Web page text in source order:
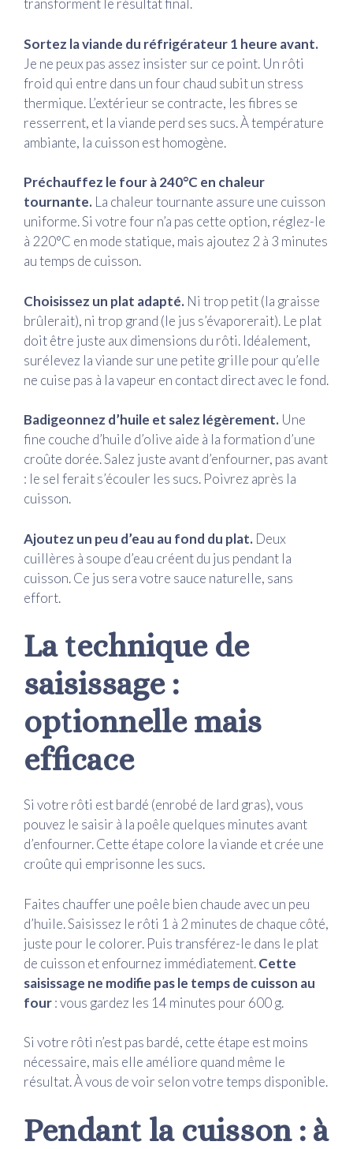
transforment le résultat final.
Sortez la viande du réfrigérateur 1 heure avant.
Je ne peux pas assez insister sur ce point. Un rôti
froid qui entre dans un four chaud subit un stress
thermique. L’extérieur se contracte, les fibres se
resserrent, et la viande perd ses sucs. À température
ambiante, la cuisson est homogène.
Préchauffez le four à 240°C en chaleur
tournante. La chaleur tournante assure une cuisson
uniforme. Si votre four n’a pas cette option, réglez-le
à 220°C en mode statique, mais ajoutez 2 à 3 minutes
au temps de cuisson.
Choisissez un plat adapté. Ni trop petit (la graisse
brûlerait), ni trop grand (le jus s’évaporerait). Le plat
doit être juste aux dimensions du rôti. Idéalement,
surélevez la viande sur une petite grille pour qu’elle
ne cuise pas à la vapeur en contact direct avec le fond.
Badigeonnez d’huile et salez légèrement. Une
fine couche d’huile d’olive aide à la formation d’une
croûte dorée. Salez juste avant d’enfourner, pas avant
: le sel ferait s’écouler les sucs. Poivrez après la
cuisson.
Ajoutez un peu d’eau au fond du plat. Deux
cuillères à soupe d’eau créent du jus pendant la
cuisson. Ce jus sera votre sauce naturelle, sans
effort.
La technique de
saisissage :
optionnelle mais
efficace
Si votre rôti est bardé (enrobé de lard gras), vous
pouvez le saisir à la poêle quelques minutes avant
d’enfourner. Cette étape colore la viande et crée une
croûte qui emprisonne les sucs.
Faites chauffer une poêle bien chaude avec un peu
d’huile. Saisissez le rôti 1 à 2 minutes de chaque côté,
juste pour le colorer. Puis transférez-le dans le plat
de cuisson et enfournez immédiatement.Cette
saisissage ne modifie pas le temps de cuisson au
four: vous gardez les 14 minutes pour 600 g.
Si votre rôti n’est pas bardé, cette étape est moins
nécessaire, mais elle améliore quand même le
résultat. À vous de voir selon votre temps disponible.
Pendant la cuisson : à